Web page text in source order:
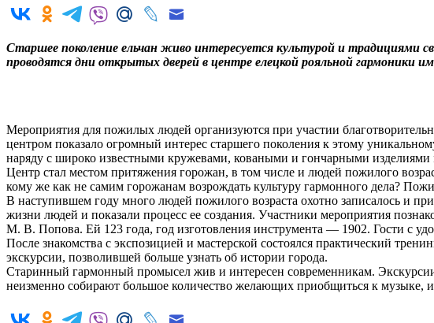
Старшее поколение ельчан живо интересуется культурой и традициями
проводятся дни открытых дверей в центре елецкой рояльной гармоники
Мероприятия для пожилых людей организуются при участии
центром показало огромный интерес старшего поколения к этому
наряду с широко известными кружевами, коваными и гончарными изделиями
Центр стал местом притяжения горожан, в том числе и людей пожилого
кому же как не самим горожанам возрождать культуру гармонного дела?
В наступившем году много людей пожилого возраста охотно записалось и
жизни людей и показали процесс ее создания. Участники мероприятия
М. В. Попова. Ей 123 года, год изготовления инструмента — 1902. Гости с
После знакомства с экспозицией и мастерской состоялся практический
экскурсии, позволившей больше узнать об истории города.
Старинный гармонный промысел жив и интересен современникам.
неизменно собирают большое количество желающих приобщиться к музыке,